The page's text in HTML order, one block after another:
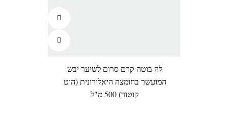
לה בוטה קרם סרום לשיער יבש
המועשר בחומצה היאלורונית (הוט
קוטור) 500 מ"ל